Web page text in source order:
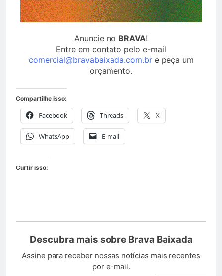
Anuncie no BRAVA!
Entre em contato pelo e-mail
comercial@bravabaixada.com.bre peça um
orçamento.
Compartilhe isso:
Facebook Threads X
WhatsApp E-mail
Curtir isso:
Descubra mais sobre Brava Baixada
Assine para receber nossas notícias mais recentes
por e-mail.